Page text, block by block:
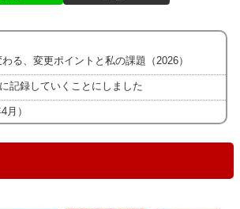
る、変更ポイントと私の課題（2026）
記録していくことにしました
月）